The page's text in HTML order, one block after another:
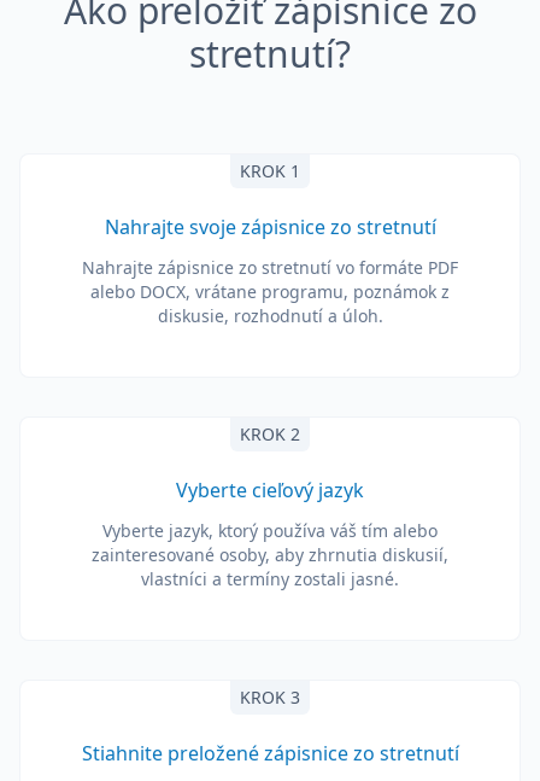
Ako preložiť zápisnice zo
stretnutí?
KROK 1
Nahrajte svoje zápisnice zo stretnutí
Nahrajte zápisnice zo stretnutí vo formáte PDF
alebo DOCX, vrátane programu, poznámok z
diskusie, rozhodnutí a úloh.
KROK 2
Vyberte cieľový jazyk
Vyberte jazyk, ktorý používa váš tím alebo
zainteresované osoby, aby zhrnutia diskusií,
vlastníci a termíny zostali jasné.
KROK 3
Stiahnite preložené zápisnice zo stretnutí